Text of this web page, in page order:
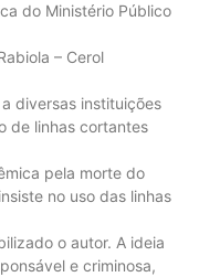
do Ministério Público
– Cerol
diversas instituições
de linhas cortantes
pela morte do
no uso das linhas
o autor. A ideia
e criminosa,